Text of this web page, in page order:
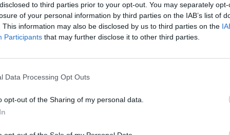
to third parties prior to your opt-out. You may separately
of your personal information by third parties on the IAB’s list of
This information may also be disclosed by us to third parties on the
Participants that may further disclose it to other third parties.
Data Processing Opt Outs
opt-out of the Sharing of my personal data.
Canal Oficial Subscrever
à frente da concelhia do PS, acredita numa
a sociedade civil a ajudar a criar o programa
internas no próximo sábado. “Juntos Por
presidente da concelhia.